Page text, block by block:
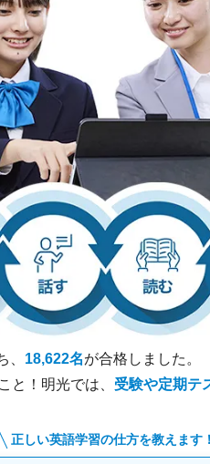
18,622名が合格しました。
と！明光では、 受験や定期テ
正しい英語学習の仕方を教えます！